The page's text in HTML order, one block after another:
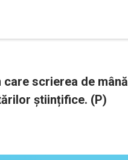
care scrierea de
științifice. (P)